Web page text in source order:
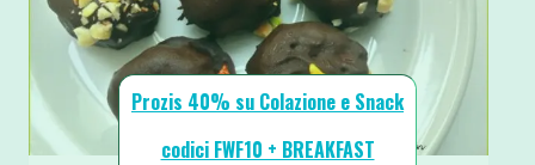
Prozis 40% su Colazione e Snack
codici FWF10 + BREAKFAST